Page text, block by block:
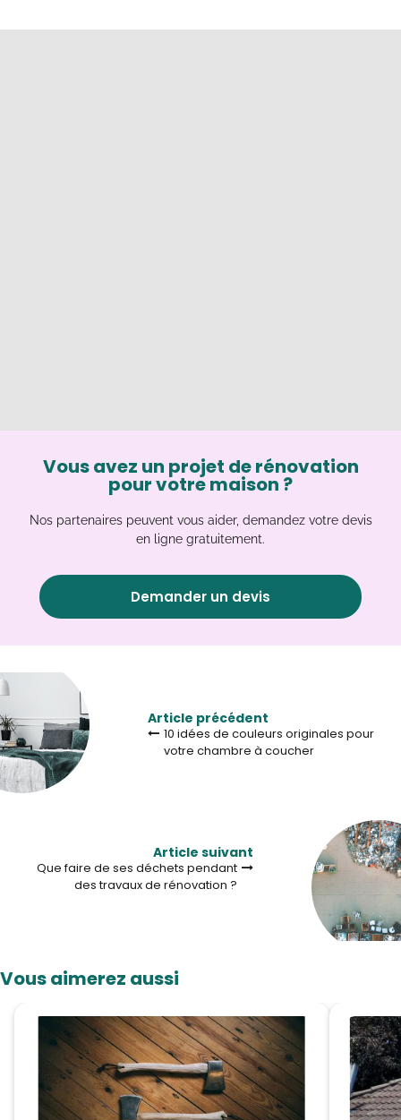
Vous avez un projet de rénovation
pour votre maison ?
Nos partenaires peuvent vous aider, demandez votre devis
en ligne gratuitement.
Demander un devis
Article précédent
10 idées de couleurs originales pour
votre chambre à coucher
Article suivant
Que faire de ses déchets pendant
des travaux de rénovation ?
Vous aimerez aussi